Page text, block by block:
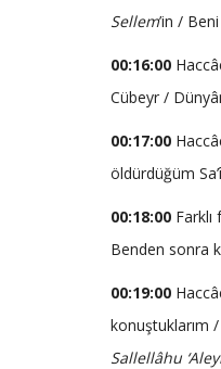
Sellem’in /
00:16:00
Cübeyr /
00:17:00
öldürdüğüm
00:18:00
Benden sonra
00:19:00
konuştuklarım
Sallellâhu